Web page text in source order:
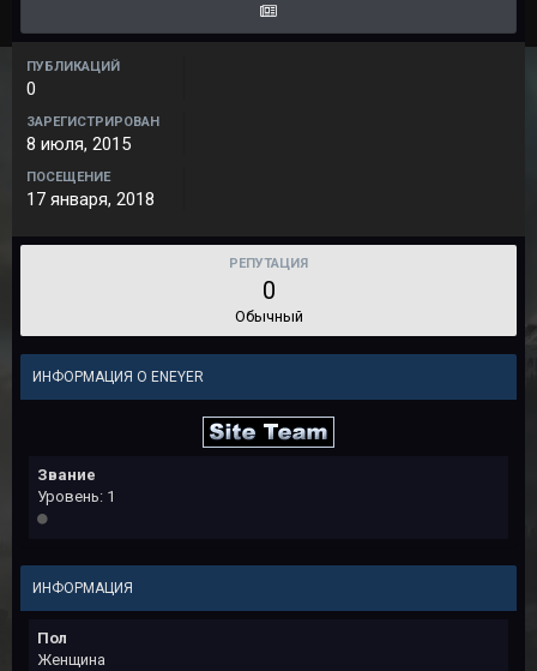
ПУБЛИКАЦИЙ
0
ЗАРЕГИСТРИРОВАН
8 июля, 2015
ПОСЕЩЕНИЕ
17 января, 2018
РЕПУТАЦИЯ
0
Обычный
ИНФОРМАЦИЯ О ENEYER
Звание
Уровень: 1
ИНФОРМАЦИЯ
Пол
Женщина